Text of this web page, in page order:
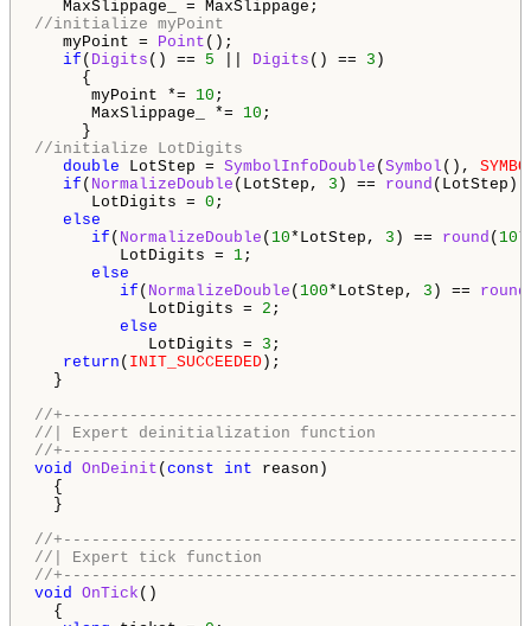
//initialize myPoint
myPoint = Point ();
if ( Digits () == 5 Digits () == 3 )
{
myPoint *= 10 ;
MaxSlippage_ *= 10 ;
//initialize LotDigits
double LotStep = SymbolInfoDouble ( Symbol (),
if ( NormalizeDouble (LotStep, 3 ) == round (LotStep))
LotDigits = 0 ;
else
if ( NormalizeDouble ( 10*LotStep, 3 ) == round ( 10
LotDigits = 1;
else
if ( NormalizeDouble ( 100*LotStep, 3 ) == round
LotDigits = 2 ;
else
LotDigits = 3 ;
return ( INIT_SUCCEEDED );
}
//
//| Expert deinitialization function
//
void OnDeinit ( const int reason)
{
}
//
//| Expert tick function
//
void OnTick ()
{